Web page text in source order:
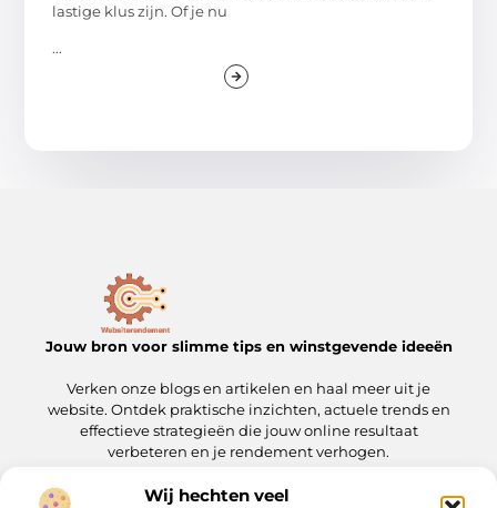
Wij hechten veel
lastige klus zijn. Of je nu
...
Jouw bron voor slimme tips en winstgevende ideeën
Verken onze blogs en artikelen en haal meer uit je
website. Ontdek praktische inzichten, actuele trends en
effectieve strategieën die jouw online resultaat
verbeteren en je rendement verhogen.